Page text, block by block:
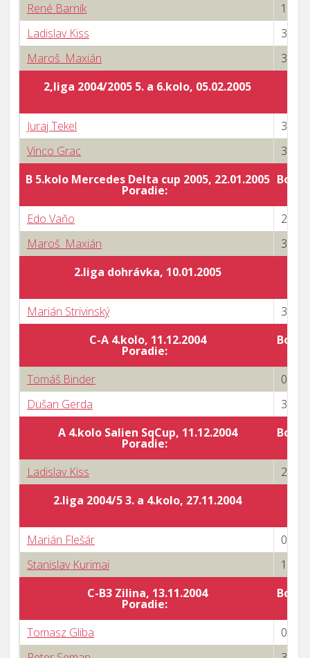
René Barník
1 : 3
Ladislav Kiss
3 : 2
Maroš Maxián
3 : 2
2,liga 2004/2005 5. a 6.kolo, 05.02.2005
Juraj Tekel
3 : 1
Vinco Grac
3 : 0
B 5.kolo Mercedes Delta cup 2005, 22.01.2005
Poradie:
Body
Edo Vaňo
2 : 3
Maroš Maxián
3 : 0
2.liga dohrávka, 10.01.2005
Marián Strivinský
3 : 2
C-A 4.kolo, 11.12.2004
Poradie:
Body
Tomáš Binder
0 : 3
Dušan Gerda
3 : 0
A 4.kolo Salien SqCup, 11.12.2004
Poradie:
Body
Ladislav Kiss
2 : 3
2.liga 2004/5 3. a 4.kolo, 27.11.2004
Marián Flešár
0 : 3
Stanislav Kurimai
1 : 3
C-B3 Zilina, 13.11.2004
Poradie:
Body
Tomasz Gliba
0 : 3